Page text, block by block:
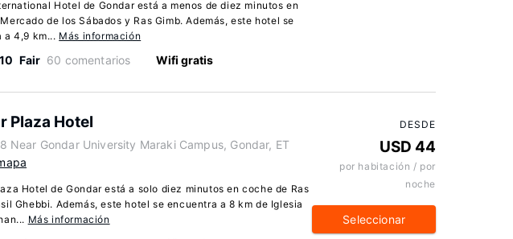
Hotel de Gondar está a menos de diez minutos en
de los Sábados y Ras Gimb. Además, este hotel se
a 4,9 km... Más información
Fair 60 comentarios Wifi gratis
Plaza Hotel
Near Gondar University Maraki Campus, Gondar, ET
Hotel de Gondar está a solo diez minutos en coche de Ras
Ghebbi. Además, este hotel se encuentra a 8 km de Iglesia
Más información
DESDE
USD 44
por habitación / por
noche
Seleccionar